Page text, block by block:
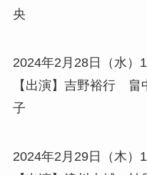
央
2024年2月28日（水）
【出演】吉野裕行
子
2024年2月29日（木）